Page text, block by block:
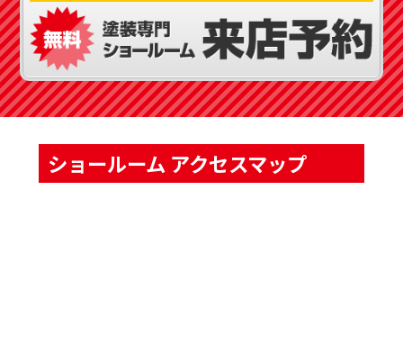
ショールーム アクセスマップ